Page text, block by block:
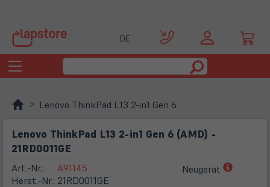
DE
Toggle
navigation
Lenovo ThinkPad L13 2-in1 Gen 6
Lenovo ThinkPad L13 2-in1 Gen 6 (AMD) -
21RD0011GE
Art.-Nr.:
Herst.-Nr.:
A91145
21RD0011GE
Neugerät
(öffnet